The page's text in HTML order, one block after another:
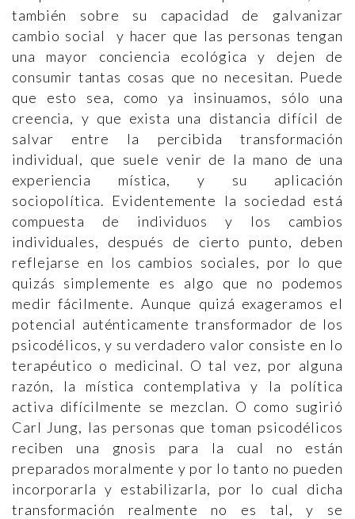
también sobre su capacidad de galvanizar
cambio social y hacer que las personas tengan
una mayor conciencia ecológica y dejen de
consumir tantas cosas que no necesitan. Puede
que esto sea, como ya insinuamos, sólo una
creencia, y que exista una distancia difícil de
salvar entre la percibida transformación
individual, que suele venir de la mano de una
experiencia mística, y su aplicación
sociopolítica. Evidentemente la sociedad está
compuesta de individuos y los cambios
individuales, después de cierto punto, deben
reflejarse en los cambios sociales, por lo que
quizás simplemente es algo que no podemos
medir fácilmente. Aunque quizá exageramos el
potencial auténticamente transformador de los
psicodélicos, y su verdadero valor consiste en lo
terapéutico o medicinal. O tal vez, por alguna
razón, la mística contemplativa y la política
activa difícilmente se mezclan. O como sugirió
Carl Jung, las personas que toman psicodélicos
reciben una gnosis para la cual no están
preparados moralmente y por lo tanto no pueden
incorporarla y estabilizarla, por lo cual dicha
transformación realmente no es tal, y se